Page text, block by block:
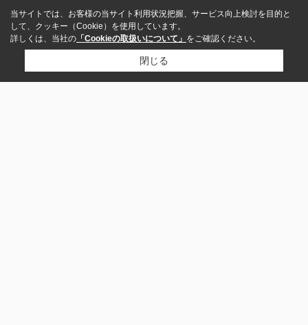
当サイトでは、お客様の当サイト利用状況把握、サービス向上検討を目的と
して、クッキー（Cookie）を使用しています。
詳しくは、当社の 「Cookieの取扱いについて」 をご確認ください。
閉じる